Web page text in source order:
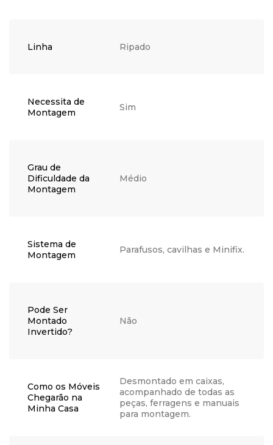
Linha Ripado
Necessita de
Montagem
Sim
Grau de
Dificuldade da
Montagem
Médio
Sistema de
Montagem
Parafusos, cavilhas e Minifix.
Pode Ser
Montado
Invertido?
Não
Como os Móveis
Chegarão na
Minha Casa
Desmontado em caixas,
acompanhado de todas as
peças, ferragens e manuais
para montagem.